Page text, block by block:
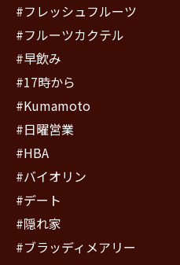
#フレッシュフルーツ
#フルーツカクテル
#早飲み
#17時から
#Kumamoto
#日曜営業
#HBA
#バイオリン
#デート
#隠れ家
#ブラッディメアリー